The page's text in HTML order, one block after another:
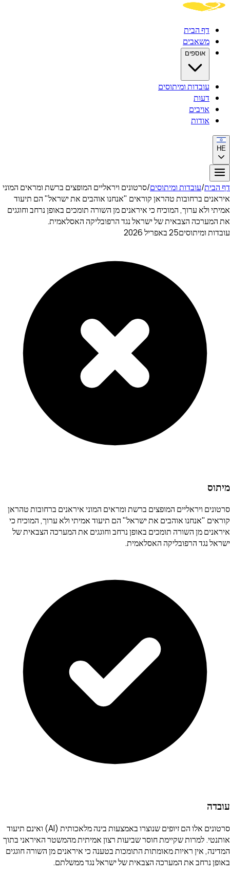
דף הבית
משאבים
אוספים
עובדות ומיתוסים
דעות
אויבים
אודות
HE
דף הבית/עובדות ומיתוסים/סרטונים ויראליים המופצים ברשת ומראים המוני
איראנים ברחובות טהראן קוראים "אנחנו אוהבים את ישראל" הם תיעוד
אמיתי ולא ערוך, המוכיח כי איראנים מן השורה תומכים באופן נרחב וחוגגים
את המערכה הצבאית של ישראל נגד הרפובליקה האסלאמית.
עובדות ומיתוסים25 באפריל 2026
מיתוס
סרטונים ויראליים המופצים ברשת ומראים המוני איראנים ברחובות טהראן
קוראים "אנחנו אוהבים את ישראל" הם תיעוד אמיתי ולא ערוך, המוכיח כי
איראנים מן השורה תומכים באופן נרחב וחוגגים את המערכה הצבאית של
ישראל נגד הרפובליקה האסלאמית.
עובדה
סרטונים אלו הם זיופים שנוצרו באמצעות בינה מלאכותית (AI) ואינם תיעוד
אותנטי. למרות שקיימת חוסר שביעות רצון אמיתית מהמשטר האיראני בתוך
המדינה, אין ראיות מאומתות התומכות בטענה כי איראנים מן השורה חוגגים
באופן נרחב את המערכה הצבאית של ישראל נגד ממשלתם.